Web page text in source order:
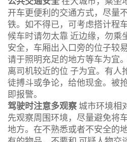
开车更便利的交通方式，尽量
铁。如不得已，可考虑搭计程
候车时请勿太靠 近边缘，勿乘
安全，车厢出入口旁的位子较
请于照明充足的地方等车为宜
离司机较近的位 子为宜。有人
徒搏斗或争论，给他现金。被
即报警。
驾驶时注意多观察 城市环境相
先观察周围环境，尽量避免将
地方。在不熟悉或者不安全的